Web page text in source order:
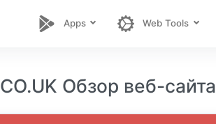
Apps Web Tools
Обзор веб-сайта